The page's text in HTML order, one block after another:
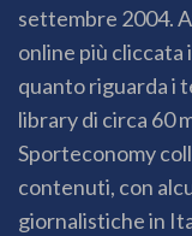
settembre 2004.
online più cliccata
quanto riguarda i
library di circa 60
Sporteconomy
contenuti, con
giornalistiche in